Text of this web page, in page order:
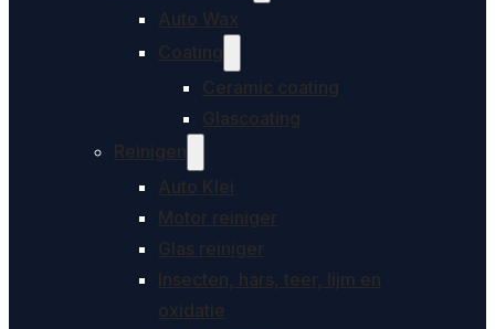
Auto Wax
Coating
Ceramic coating
Glascoating
Reinigen
Auto Klei
Motor reiniger
Glas reiniger
Insecten, hars, teer, lijm en
oxidatie